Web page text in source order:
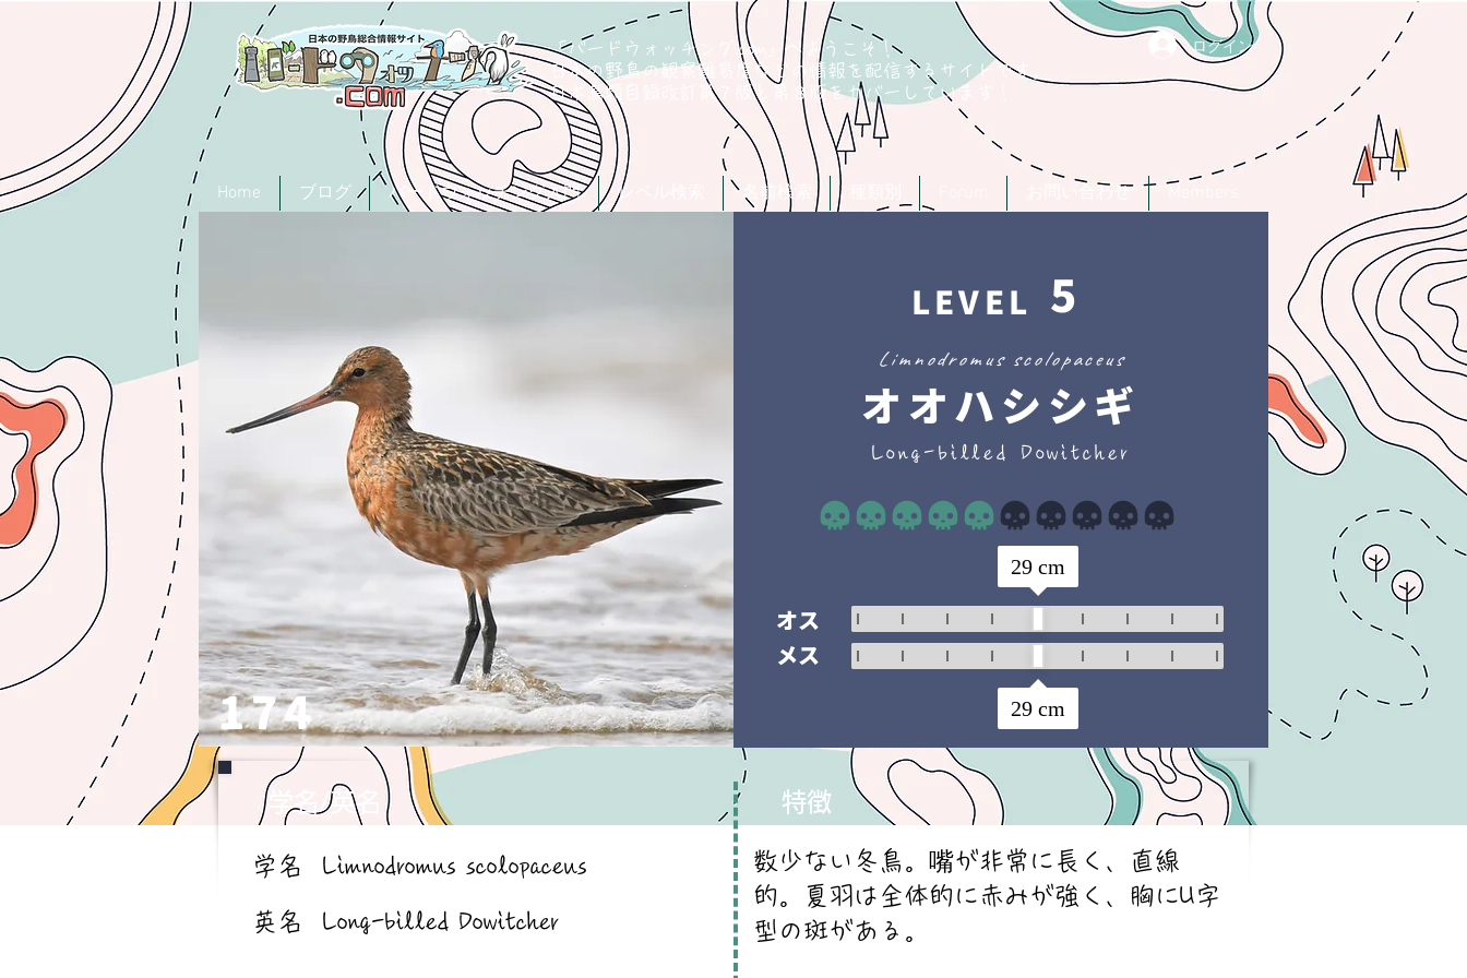
「バードウォッチング.com」へようこそ！
日本の野鳥の観察難易度などの情報を配信するサイトです。
​日本鳥類目録改訂第７版と第８版をカバーしています！
ログイン
Home ブログ バードウォッチング入門 レベル検索 名前検索 お問い合わせ
174
5
LEVEL
Limnodromus scolopaceus
オオハシシギ
Long-billed Dowitcher
平均評価 5 /5 まだ評価はありません
オス
メス
29cm
29cm
学名/英名
学名 Limnodromus scolopaceus
英名 Long-billed Dowitcher
特徴
数少ない冬鳥。嘴が非常に長く、直線
的。夏羽は全体的に赤みが強く、胸にU字
型の斑がある。